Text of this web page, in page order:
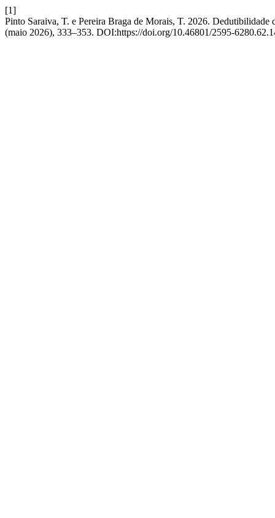
[1]
Pinto Saraiva, T. e Pereira Braga de Morais, T. 2026.
(maio 2026), 333–353. DOI:https://doi.org/10.46801/2595-